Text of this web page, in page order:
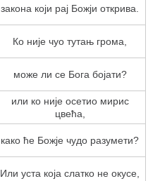
закона који рај Божји открива.
Ко није чуо тутањ грома,
може ли се Бога бојати?
или ко није осетио мирис
цвећа,
како ће Божје чудо разумети?
Или уста која слатко не окусе,